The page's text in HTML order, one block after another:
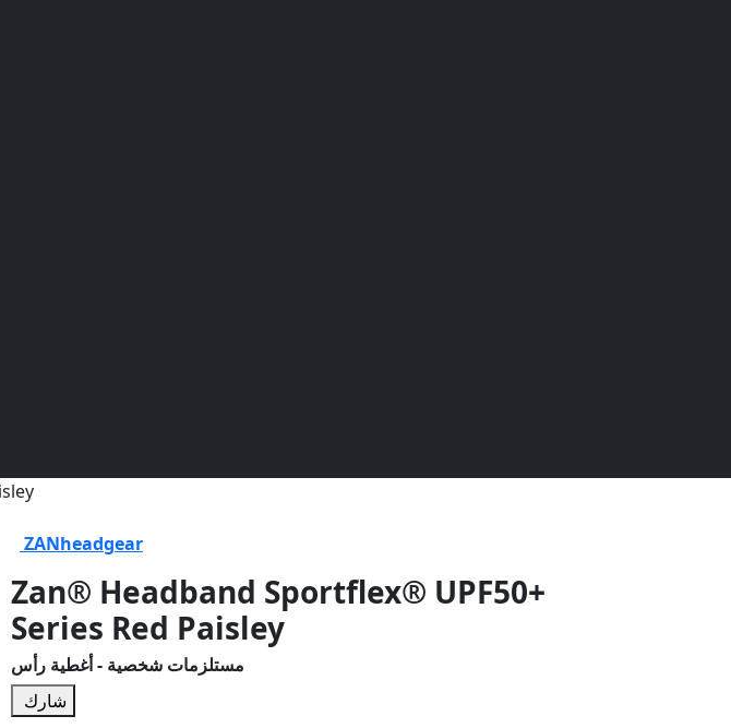
ZANheadgear
Zan® Headband Sportflex® UPF50+
Series Red Paisley
مستلزمات شخصية - أغطية رأس
شارك